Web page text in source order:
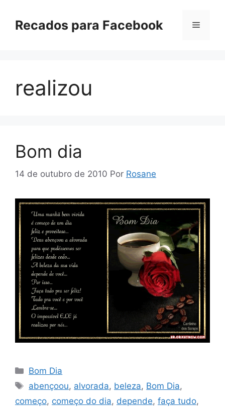
paraRecados para Facebook Menu
realizou
Bom dia
14 de outubro de 2010 Por Rosane
Categorias
Bom Dia
Tags
abençoou, alvorada, beleza, Bom Dia,
começo, começo do dia, depende, faça tudo,